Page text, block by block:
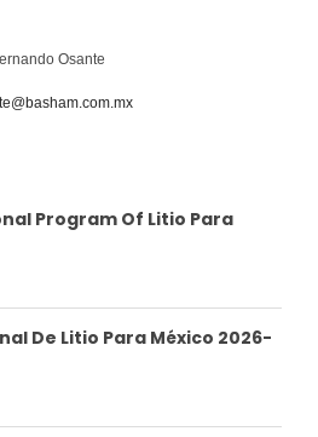
Osante
Program Of Litio Para
De Litio Para México 2026-